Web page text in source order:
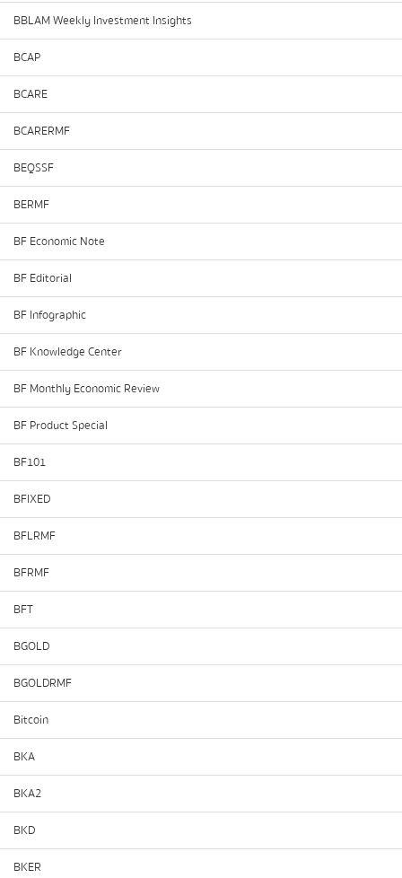
BBLAM Weekly Investment Insights
BCAP
BCARE
BCARERMF
BEQSSF
BERMF
BF Economic Note
BF Editorial
BF Infographic
BF Knowledge Center
BF Monthly Economic Review
BF Product Special
BF101
BFIXED
BFLRMF
BFRMF
BFT
BGOLD
BGOLDRMF
Bitcoin
BKA
BKA2
BKD
BKER